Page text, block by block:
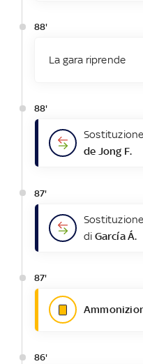
88'
La gara riprende
88'
de Jong F.
87'
di García Á.
87'
86'